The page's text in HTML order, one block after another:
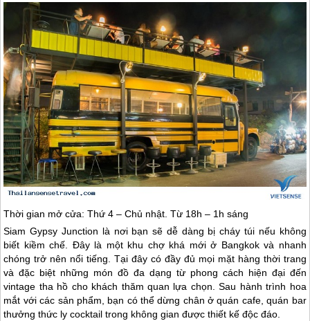
Thời gian mở cửa: Thứ 4 – Chủ nhật. Từ 18h – 1h sáng
Siam Gypsy Junction là nơi bạn sẽ dễ dàng bị cháy túi nếu không
biết kiềm chế. Đây là một khu chợ khá mới ở Bangkok và nhanh
chóng trở nên nổi tiếng. Tại đây có đầy đủ mọi mặt hàng thời trang
và đặc biệt những món đồ đa dạng từ phong cách hiện đại đến
vintage tha hồ cho khách thăm quan lựa chọn. Sau hành trình hoa
mắt với các sản phẩm, bạn có thể dừng chân ở quán cafe, quán bar
thưởng thức ly cocktail trong không gian được thiết kế độc đáo.